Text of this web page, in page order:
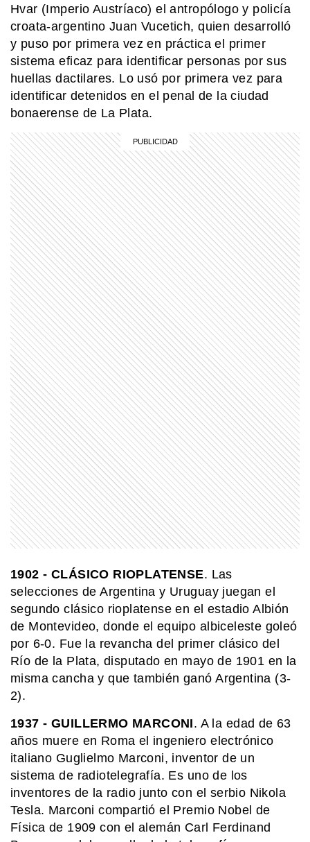
Hvar (Imperio Austríaco) el antropólogo y policía
croata-argentino Juan Vucetich, quien desarrolló
y puso por primera vez en práctica el primer
sistema eficaz para identificar personas por sus
huellas dactilares. Lo usó por primera vez para
identificar detenidos en el penal de la ciudad
bonaerense de La Plata.
1902 - CLÁSICO RIOPLATENSE. Las
selecciones de Argentina y Uruguay juegan el
segundo clásico rioplatense en el estadio Albión
de Montevideo, donde el equipo albiceleste goleó
por 6-0. Fue la revancha del primer clásico del
Río de la Plata, disputado en mayo de 1901 en la
misma cancha y que también ganó Argentina (3-
2).
1937 - GUILLERMO MARCONI. A la edad de 63
años muere en Roma el ingeniero electrónico
italiano Guglielmo Marconi, inventor de un
sistema de radiotelegrafía. Es uno de los
inventores de la radio junto con el serbio Nikola
Tesla. Marconi compartió el Premio Nobel de
Física de 1909 con el alemán Carl Ferdinand
COMUNIDAD EDUCATIVA
Crianza 2.0: la literatura infantil y
cómo fomentarla en las casas y
escuelas
EL MUNDO
Barbican Estate: el complejo de
dentro de la ciudad
MI PAIS
Conocé el nombre completo de
Manuel Belgrano
HISTORIA
Querido Mariano Moreno: estas son
las cartas de amor que Guadalupe
Cuenca, su esposa, le escribió luego
de su partida
SABER MAS
¿Qué significa cuando los perros se
ponen panza arriba?
PARA TUS TAREAS
Efemérides del 7 de agosto: tres
cosas que pasaron en Argentina un
día como hoy
SABER MAS
Mar, golfo, bahía y estrecho: ¿cómo se
diferencian?
Crianza 2.0: la literatura infantil y
cómo fomentarla en las casas y
escuelas
MI PAIS
24 de junio: la increíble coincidencia
entre Fangio y Sabato
Paso de San Francisco: el impactante
cruce argentino que está a más de
4.700 metros
SABER MAS
Beneficios de la leche: un alimento
que va más allá de la infancia